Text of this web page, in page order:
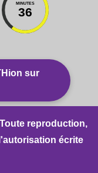
MINUTES
36
sur
reproduction,
écrite